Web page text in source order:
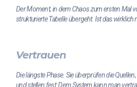
Der Moment, in dem Chaos zum ersten Mal
strukturierte Tabelle übergeht. Ist das wirklich
Vertrauen
Die längste Phase. Sie überprüfen die
und stellen fest: Dem System kann man